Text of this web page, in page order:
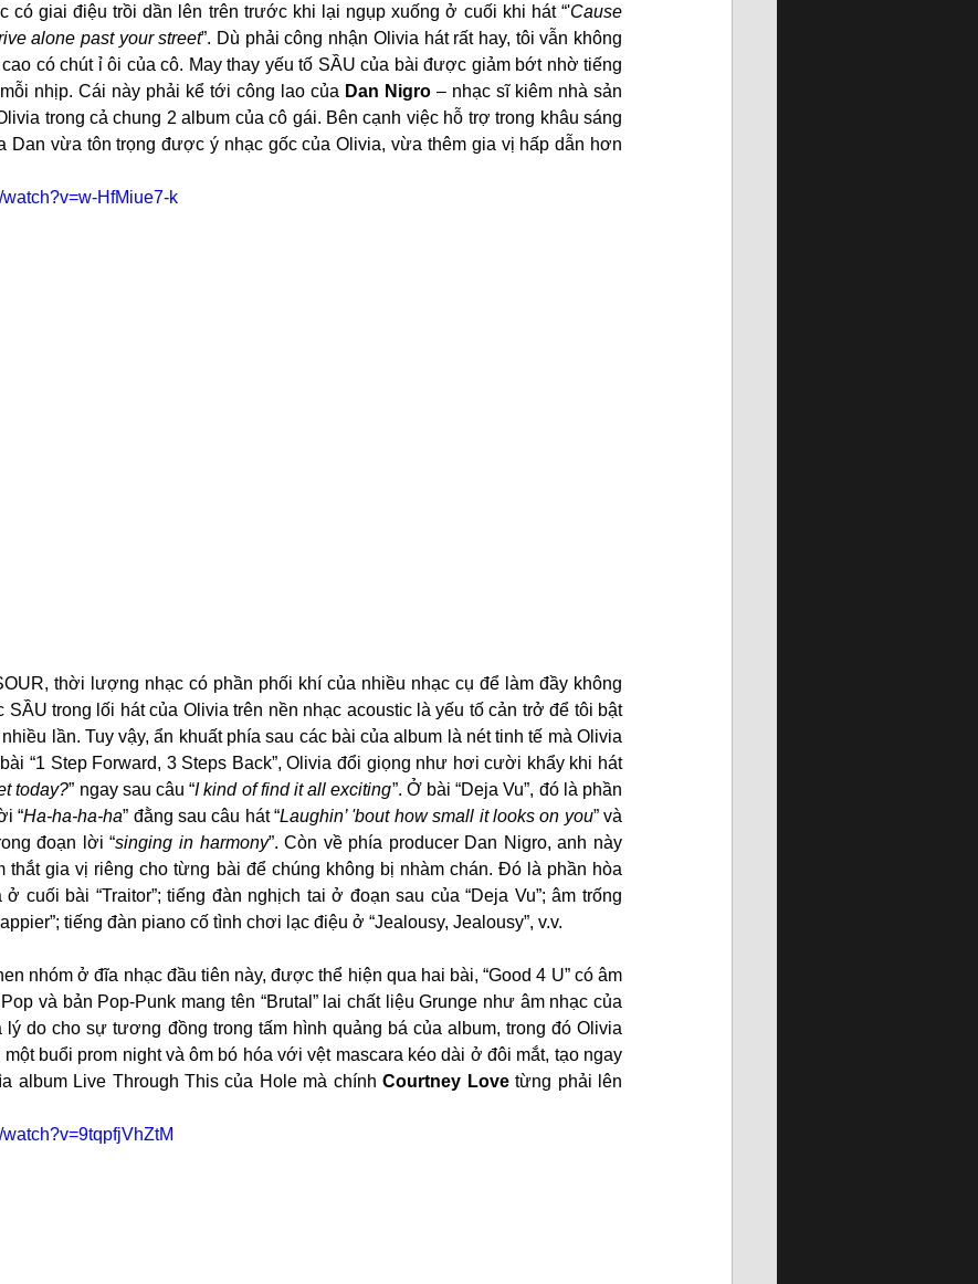
có giai điệu trồi dần lên trên trước khi lại ngụp xuống ở cuối khi hát “'Cause
alone past your street”. Dù phải công nhận Olivia hát rất hay, tôi vẫn không
có chút ỉ ôi của cô. May thay yếu tố SẦU của bài được giảm bớt nhờ tiếng
nhịp. Cái này phải kể tới công lao của Dan Nigro – nhạc sĩ kiêm nhà sản
trong cả chung 2 album của cô gái. Bên cạnh việc hỗ trợ trong khâu sáng
Dan vừa tôn trọng được ý nhạc gốc của Olivia, vừa thêm gia vị hấp dẫn hơn
HfMiue7-k
thời lượng nhạc có phần phối khí của nhiều nhạc cụ để làm đầy không
SẦU trong lối hát của Olivia trên nền nhạc acoustic là yếu tố cản trở để tôi bật
lần. Tuy vậy, ẩn khuất phía sau các bài của album là nét tinh tế mà Olivia
“1 Step Forward, 3 Steps Back”, Olivia đổi giọng như hơi cười khẩy khi hát
today?” ngay sau câu “I kind of find it all exciting”. Ở bài “Deja Vu”, đó là phần
“Ha-ha-ha-ha” đằng sau câu hát “Laughin’ 'bout how small it looks on you” và
đoạn lời “singing in harmony”. Còn về phía producer Dan Nigro, anh này
thắt gia vị riêng cho từng bài để chúng không bị nhàm chán. Đó là phần hòa
cuối bài “Traitor”; tiếng đàn nghịch tai ở đoạn sau của “Deja Vu”; âm trống
tiếng đàn piano cố tình chơi lạc điệu ở “Jealousy, Jealousy”, v.v.
nhóm ở đĩa nhạc đầu tiên này, được thể hiện qua hai bài, “Good 4 U” có âm
và bản Pop-Punk mang tên “Brutal” lai chất liệu Grunge như âm nhạc của
lý do cho sự tương đồng trong tấm hình quảng bá của album, trong đó Olivia
buổi prom night và ôm bó hóa với vệt mascara kéo dài ở đôi mắt, tạo ngay
album Live Through This của Hole mà chính Courtney Love từng phải lên